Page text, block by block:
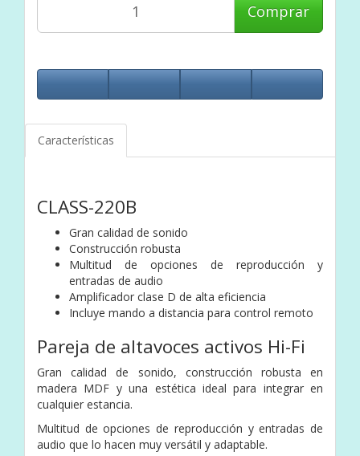
Comprar
Características
CLASS-220B
Gran calidad de sonido
Construcción robusta
Multitud de opciones de reproducción y
entradas de audio
Amplificador clase D de alta eficiencia
Incluye mando a distancia para control remoto
Pareja de altavoces activos Hi-Fi
Gran calidad de sonido, construcción robusta en
madera MDF y una estética ideal para integrar en
cualquier estancia.
Multitud de opciones de reproducción y entradas de
audio que lo hacen muy versátil y adaptable.